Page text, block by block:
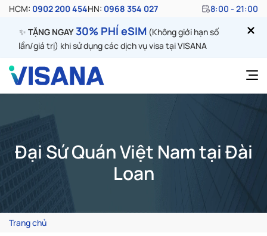
HCM: 0902 200 454HN: 0968 354 027 8:00 - 21:00
✨ TẶNG NGAY30% PHÍ eSIM (Không giới hạn số
lần/giá trị) khi sử dụng các dịch vụ visa tại VISANA
Đại Sứ Quán Việt Nam tại Đài
Loan
Trang chủ